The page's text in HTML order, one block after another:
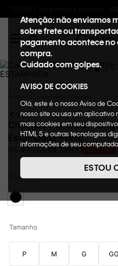
Frete
Atenção: não enviamos
sobre frete ou
pagamento acontece no
compra.
Cuidado com golpes.
AVISO DE COOKIES
Olá, este é o nosso Aviso de
nosso site ou usa um
mais cookies em seu
HTML 5 e outras tecnologias
informações de seu
de cookies, informaremos
suas funções. A forma como
nosso Aviso de Privacidade.
consideraremos isso como sua
entre outros, a capacidade de
Cookies acesse o link.
ESTOU
VOLTAR
Chemise Feminina
Estampada Preto
499,00R$ 259,00 48%
CorPreto
Tamanho
P M G GG